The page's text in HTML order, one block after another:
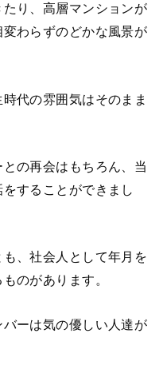
り、高層マンションが
わらずのどかな風景が
代の雰囲気はそのまま
の再会はもちろん、当
することができまし
、社会人として年月を
のがあります。
ーは気の優しい人達が